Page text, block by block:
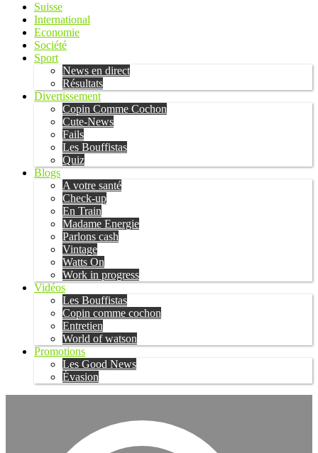
Suisse
International
Economie
Société
Sport
News en direct
Résultats
Divertissement
Copin Comme Cochon
Cute-News
Fails
Les Bouffistas
Quiz
Blogs
A votre santé
Check-up
En Train
Madame Energie
Parlons cash
Vintage
Watts On
Work in progress
Vidéos
Les Bouffistas
Copin comme cochon
Entretien
World of watson
Promotions
Les Good News
Évasion